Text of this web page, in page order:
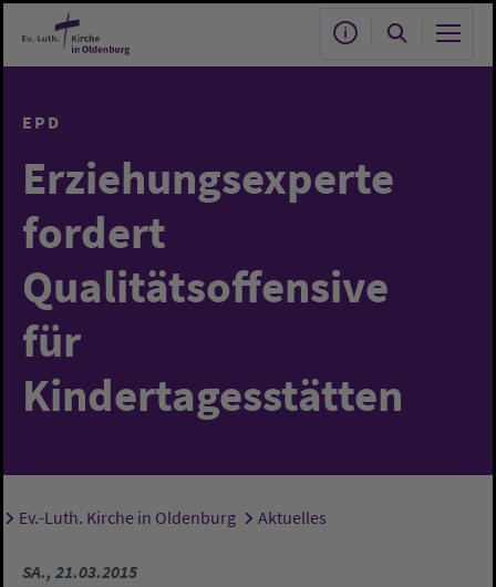
Zum Hauptinhalt springen
EPD
Erziehungsexperte
fordert
Qualitätsoffensive
für
Kindertagesstätten
Sie sind hier:
Ev.-Luth. Kirche in Oldenburg Aktuelles
SA., 21.03.2015